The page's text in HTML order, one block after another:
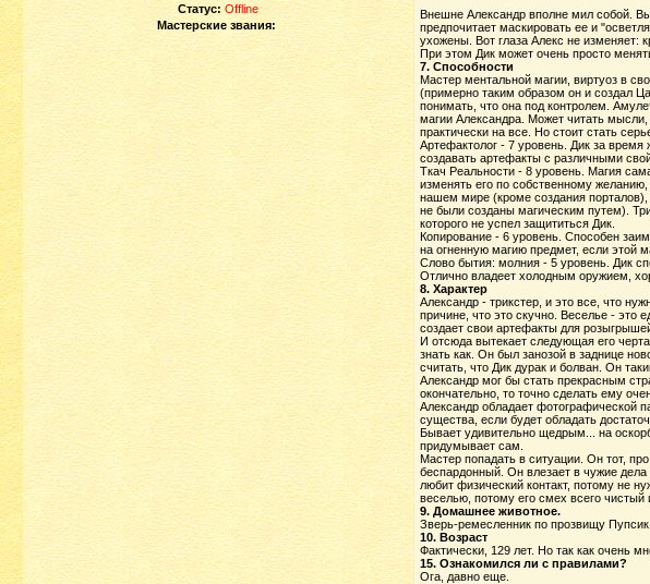
Статус: Offline
Мастерские звания:
Внешне Александр вполне мил собой.
предпочитает маскировать ее и
ухожены. Вот глаза Алекс не изменяет:
При этом Дик может очень просто
7. Способности
Мастер ментальной магии, виртуоз в
(примерно таким образом он и создал
понимать, что она под контролем.
магии Александра. Может читать
практически на все. Но стоит стать
Артефактолог - 7 уровень. Дик за
создавать артефакты с различными
Ткач Реальности - 8 уровень. Магия
изменять его по собственному
нашем мире (кроме создания порталов),
не были созданы магическим путем).
которого не успел защититься Дик.
Копирование - 6 уровень. Способен
на огненную магию предмет, если этой
Слово бытия: молния - 5 уровень. Дик
Отлично владеет холодным оружием,
8. Характер
Александр - трикстер, и это все, что
причине, что это скучно. Веселье - это
создает свои артефакты для
И отсюда вытекает следующая его
знать как. Он был занозой в заднице
считать, что Дик дурак и болван. Он
Александр мог бы стать прекрасным
окончательно, то точно сделать ему
Александр обладает фотографической
существа, если будет обладать
Бывает удивительно щедрым... на
придумывает сам.
Мастер попадать в ситуации. Он тот,
беспардонный. Он влезает в чужие дела
любит физический контакт, потому не
веселью, потому его смех всего чистый
9. Домашнее животное.
Зверь-ремесленник по прозвищу
10. Возраст
Фактически, 129 лет. Но так как очень
15. Ознакомился ли с правилами?
Ога, давно еще.